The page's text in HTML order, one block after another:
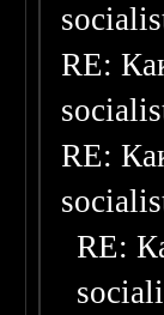
RE:
RE:
RE: